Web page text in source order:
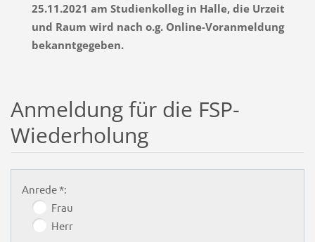
25.11.2021 am Studienkolleg in Halle, die Urzeit
und Raum wird nach o.g. Online-Voranmeldung
bekanntgegeben.
Anmeldung für die FSP-
Wiederholung
Anrede *:
Frau
Herr